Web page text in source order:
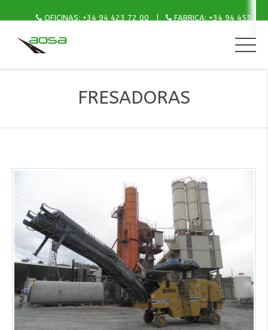
OFICINAS: +34 94 423 72 00 FABRICA: +34 94 453 15
FRESADORAS